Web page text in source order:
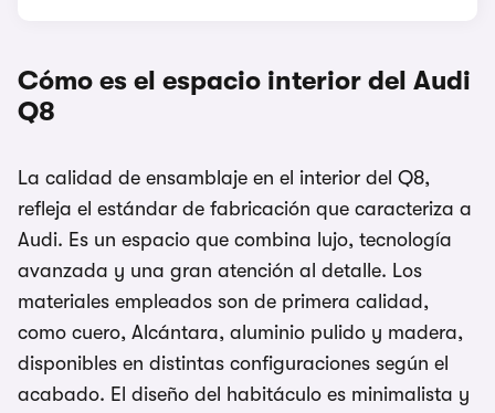
Cómo es el espacio interior del Audi
Q8
La calidad de ensamblaje en el interior del Q8,
refleja el estándar de fabricación que caracteriza a
Audi. Es un espacio que combina lujo, tecnología
avanzada y una gran atención al detalle. Los
materiales empleados son de primera calidad,
como cuero, Alcántara, aluminio pulido y madera,
disponibles en distintas configuraciones según el
acabado. El diseño del habitáculo es minimalista y